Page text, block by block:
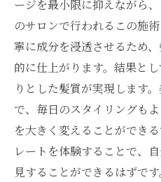
ージを最小限に抑えながら
のサロンで行われるこの施
寧に成分を浸透させるため
的に仕上がります。結果と
りとした髪質が実現します
で、毎日のスタイリングも
を大きく変えることができ
レートを体験することで、
見することができるはずです